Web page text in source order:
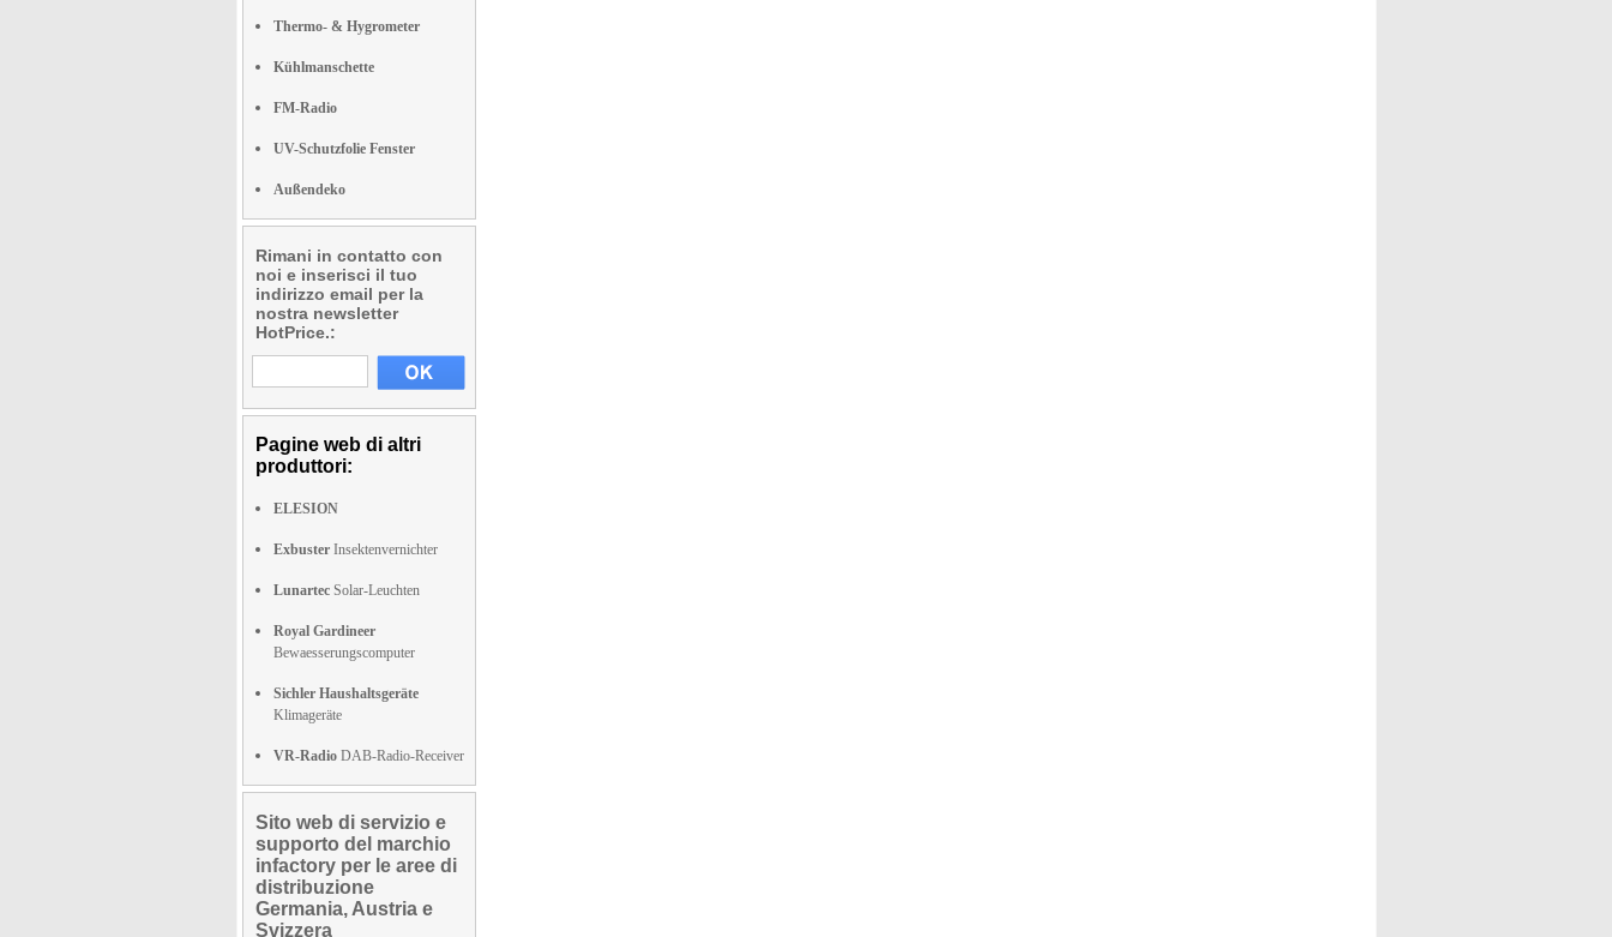
Thermo- & Hygrometer
Kühlmanschette
FM-Radio
UV-Schutzfolie Fenster
Außendeko
Rimani in contatto con
noi e inserisci il tuo
indirizzo email per la
nostra newsletter
HotPrice.:
Pagine web di altri
produttori:
ELESION
Exbuster Insektenvernichter
Lunartec Solar-Leuchten
Royal Gardineer
Bewaesserungscomputer
Sichler Haushaltsgeräte
Klimageräte
VR-Radio DAB-Radio-Receiver
Sito web di servizio e
supporto del marchio
infactory per le aree di
distribuzione
Germania, Austria e
Svizzera